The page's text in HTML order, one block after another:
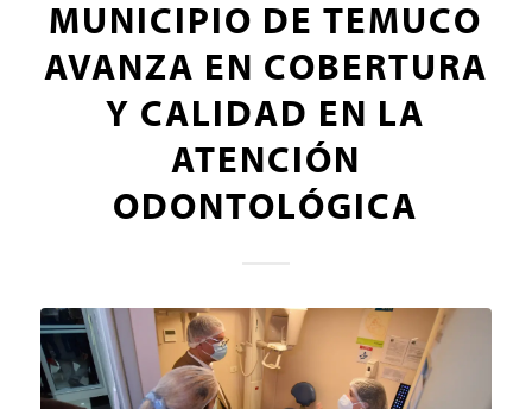
MUNICIPIO DE TEMUCO
AVANZA EN COBERTURA
Y CALIDAD EN LA
ATENCIÓN
ODONTOLÓGICA